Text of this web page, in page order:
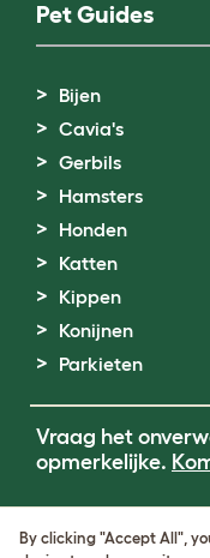
Pet Guides
Bijen
Cavia's
Gerbils
Hamsters
Honden
Katten
Kippen
Konijnen
Parkieten
Vraag het
opmerkelijke.
Cookie & Privacy Policy
By clicking "Accept All",